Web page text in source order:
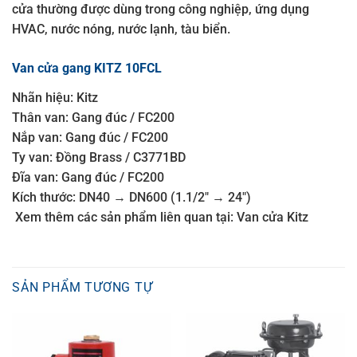
cửa thường được dùng trong công nghiệp, ứng dụng
HVAC, nước nóng, nước lạnh, tàu biển.
Van cửa gang KITZ 10FCL
Nhãn hiệu: Kitz
Thân van: Gang đúc / FC200
Nắp van: Gang đúc / FC200
Ty van: Đồng Brass / C3771BD
Đĩa van: Gang đúc / FC200
Kích thước: DN40 → DN600 (1.1/2″ → 24″)
Xem thêm các sản phẩm liên quan tại: Van cửa Kitz
SẢN PHẨM TƯƠNG TỰ